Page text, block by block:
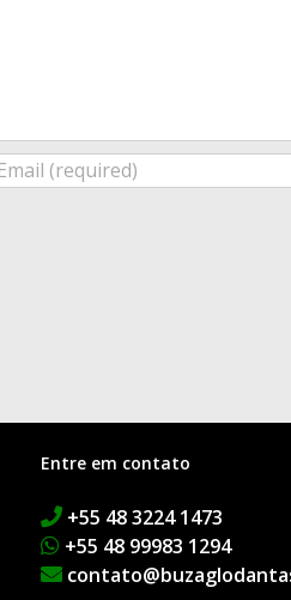
Entre em contato
+55 48 3224 1473
+55 48 99983 1294